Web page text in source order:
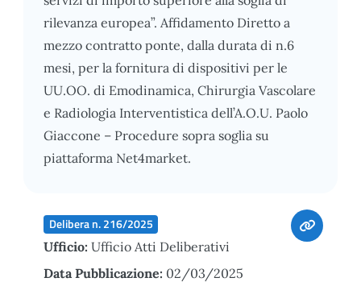
rilevanza europea”. Affidamento Diretto a
mezzo contratto ponte, dalla durata di n.6
mesi, per la fornitura di dispositivi per le
UU.OO. di Emodinamica, Chirurgia Vascolare
e Radiologia Interventistica dell’A.O.U. Paolo
Giaccone – Procedure sopra soglia su
piattaforma Net4market.
Delibera n. 216/2025
Ufficio: Ufficio Atti Deliberativi
Data Pubblicazione: 02/03/2025